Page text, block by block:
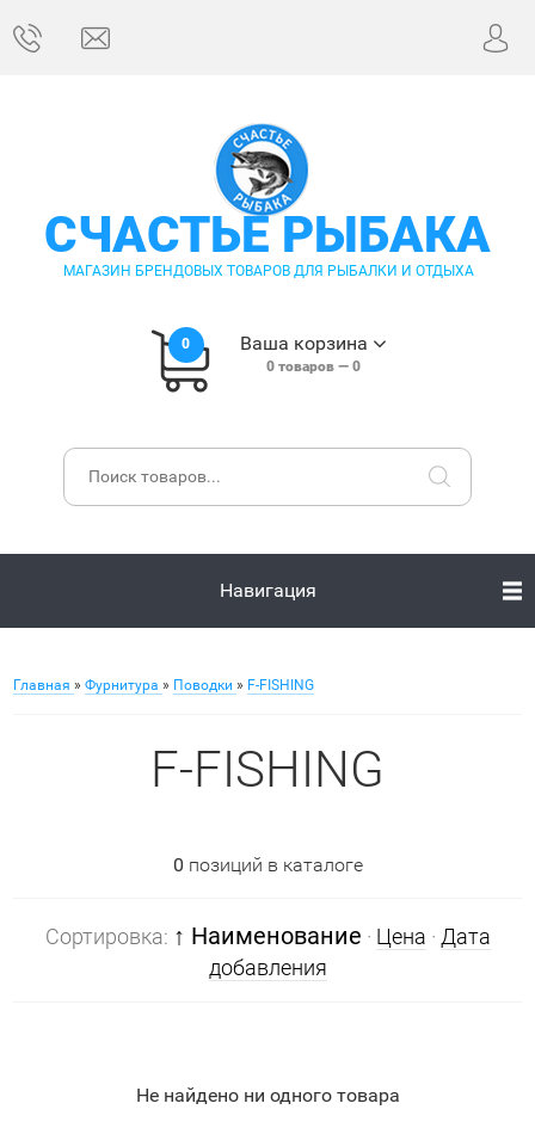
СЧАСТЬЕ РЫБАКА
МАГАЗИН БРЕНДОВЫХ ТОВАРОВ ДЛЯ РЫБАЛКИ И ОТДЫХА
0 Ваша корзина
0товаров — 0
Навигация
Главная » Фурнитура » Поводки » F-FISHING
F-FISHING
0 позиций в каталоге
Сортировка: ↑ Наименование · Цена · Дата
добавления
Не найдено ни одного товара